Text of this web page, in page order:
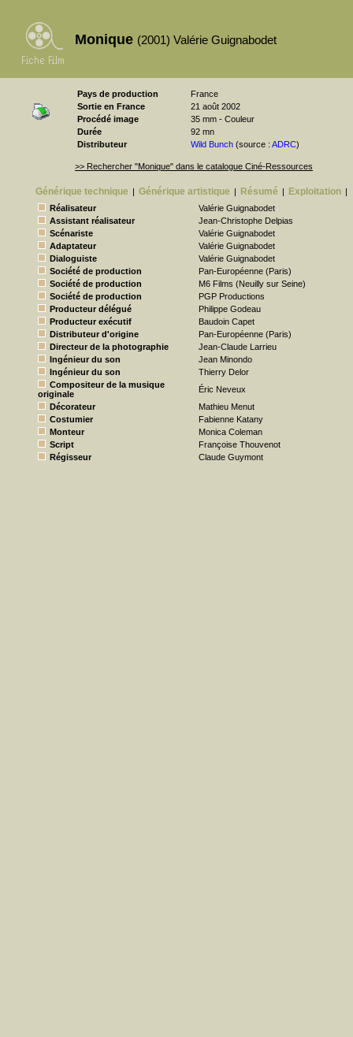
Monique (2001) Valérie Guignabodet
Pays de production
France
Sortie en France
21 août 2002
Procédé image
35 mm - Couleur
Durée
92 mn
Distributeur
Wild Bunch (source : ADRC)
>> Rechercher "Monique" dans le catalogue Ciné-Ressources
Générique technique | Générique artistique | Résumé | Exploitation |
Réalisateur
Valérie Guignabodet
Assistant réalisateur
Jean-Christophe Delpias
Scénariste
Valérie Guignabodet
Adaptateur
Valérie Guignabodet
Dialoguiste
Valérie Guignabodet
Société de production
Pan-Européenne (Paris)
Société de production
M6 Films (Neuilly sur Seine)
Société de production
PGP Productions
Producteur délégué
Philippe Godeau
Producteur exécutif
Baudoin Capet
Distributeur d'origine
Pan-Européenne (Paris)
Directeur de la photographie
Jean-Claude Larrieu
Ingénieur du son
Jean Minondo
Ingénieur du son
Thierry Delor
Compositeur de la musique
originale
Éric Neveux
Décorateur
Mathieu Menut
Costumier
Fabienne Katany
Monteur
Monica Coleman
Script
Françoise Thouvenot
Régisseur
Claude Guymont